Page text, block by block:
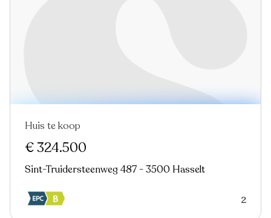
Nieuw
Huis te koop
€ 324.500
Sint-Truidersteenweg 487 - 3500 Hasselt
2